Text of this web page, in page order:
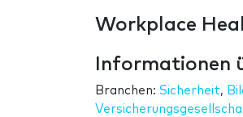
Workplace
Informationen
Branchen: Sicherheit,